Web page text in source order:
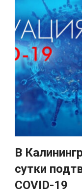
В
сутки
COVID-19